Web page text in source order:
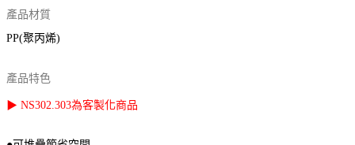
產品材質
PP(聚丙烯)
產品特色
▶ NS302.303為客製化商品